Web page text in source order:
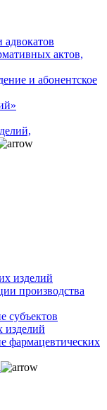
актов,
и абонентское
изделий
производства
субъектов
изделий
фармацевтических